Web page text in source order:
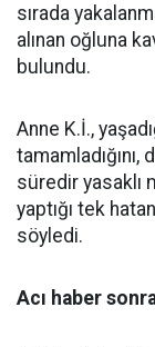
sırada
alınan oğluna
bulundu.
Anne K.İ.,
süredir yasaklı
yaptığı tek
söyledi.
Acı haber